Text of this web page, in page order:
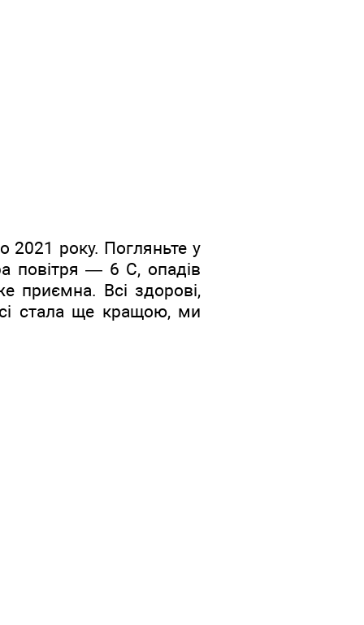
2021 року. Погляньте у
повітря — 6 С, опадів
приємна. Всі здорові,
стала ще кращою, ми